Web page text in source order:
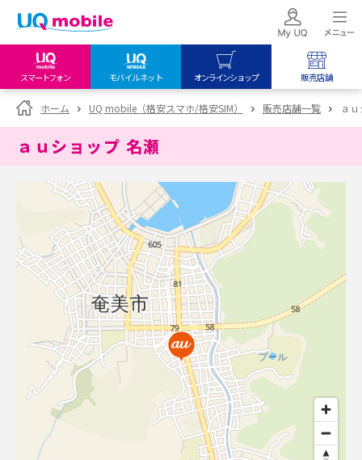
スマートフォン モバイルネット オンラインショップ 販売店舗
my UQ WiMAX
UQ WiMAX ご契約の方
My UQ mobile
UQ mobile
データチャージサイト
UQ mobile
オンラインショップ
UQ WiMAX
UQ mobile
販売店舗
UQ WiMAX
ホーム UQ mobile（格安スマホ/格安SIM） 販売店舗一覧 ａ
ａｕショップ 名瀬